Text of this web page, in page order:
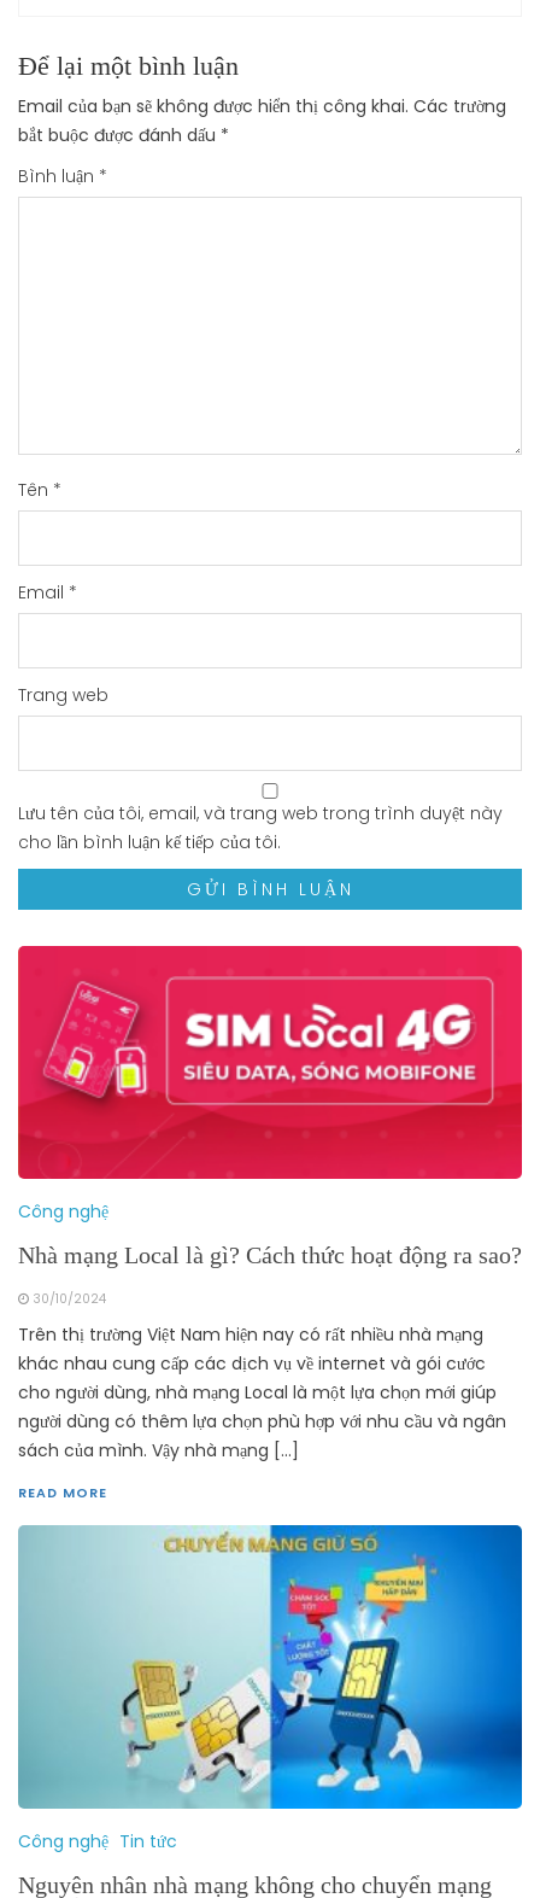
Để lại một bình luận
Email của bạn sẽ không được hiển thị công khai. Các trường
bắt buộc được đánh dấu *
Bình luận *
Tên *
Email *
Trang web
Lưu tên của tôi, email, và trang web trong trình duyệt này
cho lần bình luận kế tiếp của tôi.
Công nghệ
Nhà mạng Local là gì? Cách thức hoạt động ra sao?
30/10/2024
Trên thị trường Việt Nam hiện nay có rất nhiều nhà mạng
khác nhau cung cấp các dịch vụ về internet và gói cước
cho người dùng, nhà mạng Local là một lựa chọn mới giúp
người dùng có thêm lựa chọn phù hợp với nhu cầu và ngân
sách của mình. Vậy nhà mạng […]
READ MORE
Công nghệ Tin tức
Nguyên nhân nhà mạng không cho chuyển mạng